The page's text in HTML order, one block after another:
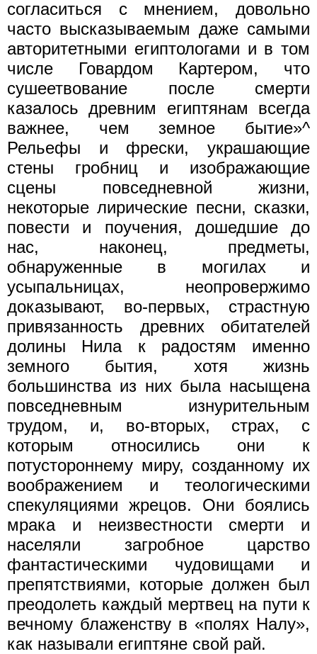
согласиться с мнением, довольно
часто высказываемым даже самыми
авторитетными египтологами и в том
числе Говардом Картером, что
сушеетвование после смерти
казалось древним египтянам всегда
важнее, чем земное бытие»^
Рельефы и фрески, украшающие
стены гробниц и изображающие
сцены повседневной жизни,
некоторые лирические песни, сказки,
повести и поучения, дошедшие до
нас, наконец, предметы,
обнаруженные в могилах и
усыпальницах, неопровержимо
доказывают, во-первых, страстную
привязанность древних обитателей
долины Нила к радостям именно
земного бытия, хотя жизнь
большинства из них была насыщена
повседневным изнурительным
трудом, и, во-вторых, страх, с
которым относились они к
потустороннему миру, созданному их
воображением и теологическими
спекуляциями жрецов. Они боялись
мрака и неизвестности смерти и
населяли загробное царство
фантастическими чудовищами и
препятствиями, которые должен был
преодолеть каждый мертвец на пути к
вечному блаженству в «полях Налу»,
как называли египтяне свой рай.